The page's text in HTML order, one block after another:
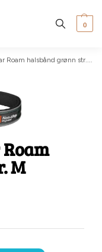
0
Roam halsbånd grønn str. M
M